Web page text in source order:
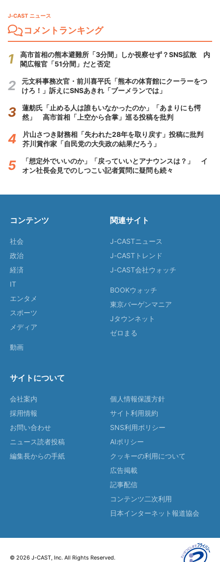
J-CAST ニュース
コメントランキング
高市首相の熊本避難所「3分間」しか視察せず？SNS拡散 内
閣広報官「51分間」だと否定
元文科事務次官・前川喜平氏「熊本の体育館にクーラーをつ
けろ！」訴えにSNSあきれ「ブーメランでは」
蓮舫氏「止める人は誰もいなかったのか」「あまりにも愕
然」 高市首相「上空から合掌」巡る投稿を批判
片山さつき財務相「失われた28年を取り戻す」投稿に批判
芥川賞作家「自民党の大失政の結果だろう」
「想定外でいいのか」「戻っていいとアナウンスは？」 イ
オン社長会見でのしつこい記者質問に疑問も続々
コンテンツ
社会
政治
経済
IT
エンタメ
スポーツ
メディア
動画
関連サイト
J-CASTニュース
J-CASTトレンド
J-CAST会社ウォッチ
BOOKウォッチ
東京バーゲンマニア
Jタウンネット
ゼロまる
サイトについて
会社案内
採用情報
お問い合わせ
ニュース読者投稿
編集長からの手紙
個人情報保護方針
サイト利用規約
SNS利用ポリシー
AIポリシー
クッキーの利用について
広告掲載
記事配信
コンテンツ二次利用
日本インターネット報道協会
© 2026 J-CAST, Inc. All Rights Reserved.